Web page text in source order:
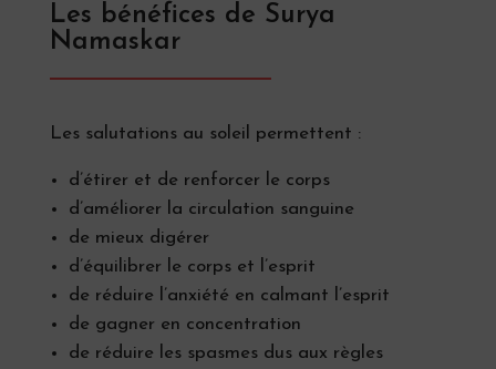
Les bénéfices de Surya
Namaskar
Les salutations au soleil permettent :
d’étirer et de renforcer le corps
d’améliorer la circulation sanguine
de mieux digérer
d’équilibrer le corps et l’esprit
de réduire l’anxiété en calmant l’esprit
de gagner en concentration
de réduire les spasmes dus aux règles